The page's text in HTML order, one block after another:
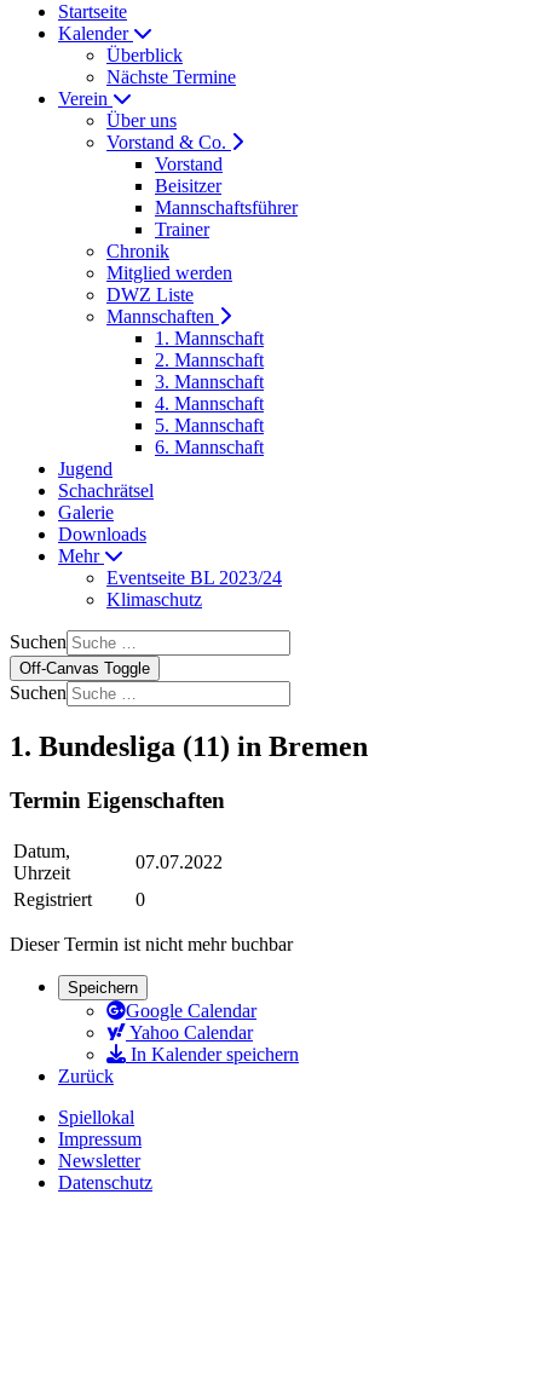
Startseite
Kalender
Überblick
Nächste Termine
Verein
Über uns
Vorstand & Co.
Vorstand
Beisitzer
Mannschaftsführer
Trainer
Chronik
Mitglied werden
DWZ Liste
Mannschaften
1. Mannschaft
2. Mannschaft
3. Mannschaft
4. Mannschaft
5. Mannschaft
6. Mannschaft
Jugend
Schachrätsel
Galerie
Downloads
Mehr
Eventseite BL 2023/24
Klimaschutz
Suchen
Off-Canvas Toggle
Suchen
1. Bundesliga (11) in Bremen
Termin Eigenschaften
Datum,
Uhrzeit
07.07.2022
Registriert
0
Dieser Termin ist nicht mehr buchbar
Speichern
Google Calendar
Yahoo Calendar
In Kalender speichern
Zurück
Spiellokal
Impressum
Newsletter
Datenschutz